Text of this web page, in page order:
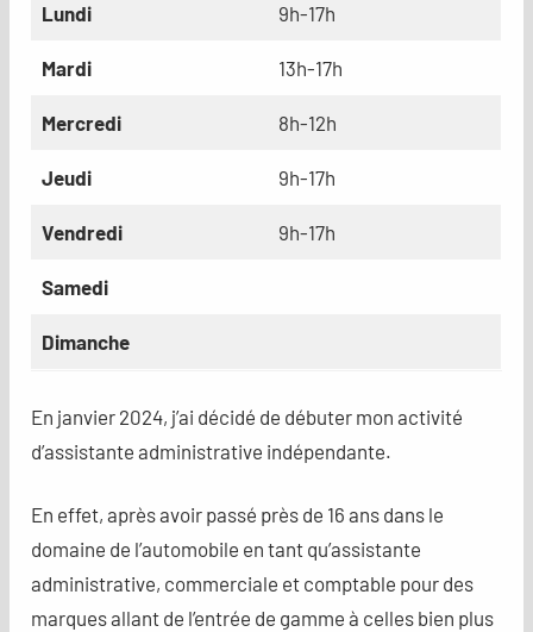
Lundi 9h-17h
Mardi 13h-17h
Mercredi 8h-12h
Jeudi 9h-17h
Vendredi 9h-17h
Samedi
Dimanche
En janvier 2024, j’ai décidé de débuter mon activité
d’assistante administrative indépendante.
En effet, après avoir passé près de 16 ans dans le
domaine de l’automobile en tant qu’assistante
administrative, commerciale et comptable pour des
marques allant de l’entrée de gamme à celles bien plus